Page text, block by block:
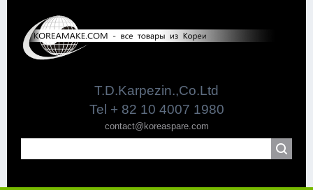
T.D.Karpezin.,Co.Ltd
Tel + 82 10 4007 1980
contact@koreaspare.com